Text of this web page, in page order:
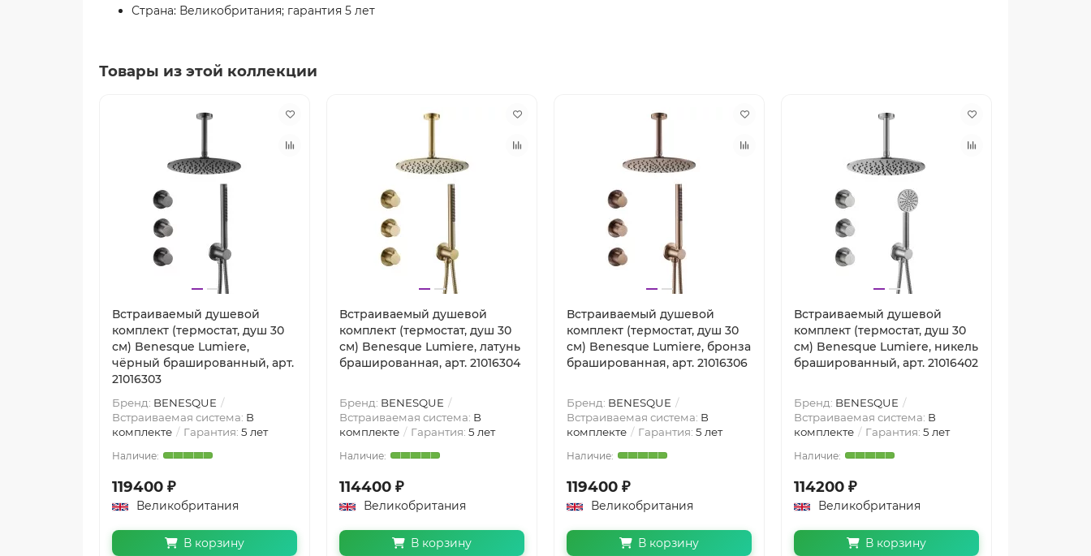
Страна: Великобритания; гарантия 5 лет
Товары из этой коллекции
Встраиваемый душевой
комплект (термостат, душ 30
см) Benesque Lumiere,
чёрный брашированный, арт.
21016303
Бренд: BENESQUE
Встраиваемая система: В
комплекте
Гарантия: 5 лет
119400 ₽
Великобритания
В корзину
Встраиваемый душевой
комплект (термостат, душ 30
см) Benesque Lumiere, латунь
брашированная, арт. 21016304
Бренд: BENESQUE
Встраиваемая система: В
комплекте
Гарантия: 5 лет
114400 ₽
Великобритания
В корзину
Встраиваемый душевой
комплект (термостат, душ 30
см) Benesque Lumiere, бронза
брашированная, арт. 21016306
Бренд: BENESQUE
Встраиваемая система: В
комплекте
Гарантия: 5 лет
119400 ₽
Великобритания
В корзину
Встраиваемый душевой
комплект (термостат, душ 30
см) Benesque Lumiere, никель
брашированный, арт. 21016402
Бренд: BENESQUE
Встраиваемая система: В
комплекте
Гарантия: 5 лет
114200 ₽
Великобритания
В корзину